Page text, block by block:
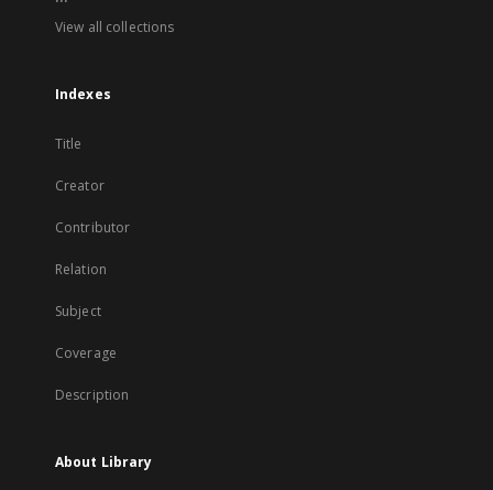
View all collections
Indexes
Title
Creator
Contributor
Relation
Subject
Coverage
Description
About Library